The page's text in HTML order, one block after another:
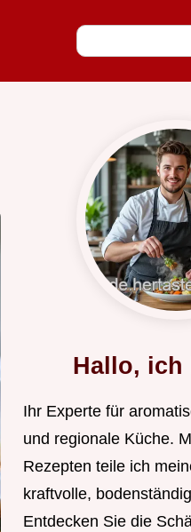
Hallo, ich
Ihr Experte für
und regionale Küche.
Rezepten teile ich
kraftvolle,
Entdecken Sie die